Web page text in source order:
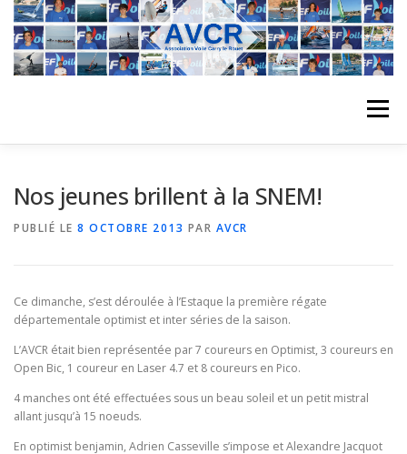
Aller
contenu
Menu
REGATES ALBUMS PHOTO
Nos jeunes brillent à la SNEM!
PUBLIÉ LE 8 OCTOBRE 2013 PAR AVCR
Ce dimanche, s’est déroulée à l’Estaque la première régate
départementale optimist et inter séries de la saison.
L’AVCR était bien représentée par 7 coureurs en Optimist, 3 coureurs en
Open Bic, 1 coureur en Laser 4.7 et 8 coureurs en Pico.
4 manches ont été effectuées sous un beau soleil et un petit mistral
allant jusqu’à 15 noeuds.
En optimist benjamin, Adrien Casseville s’impose et Alexandre Jacquot